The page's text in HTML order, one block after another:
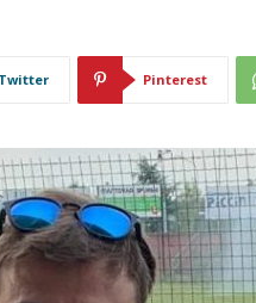
Twitter Pinterest